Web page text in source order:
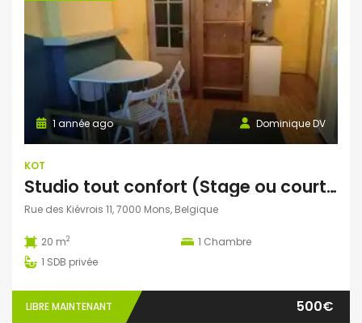
Dominique DV
1 année ago
KOT
Studio tout confort (Stage ou courte durée possible)
Rue des Kiévrois 11, 7000 Mons, Belgique
20 m2 1 Chambre
1 SDB privée
LIBRE MAINTENANT 500€